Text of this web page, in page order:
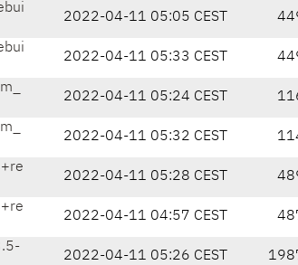
2022-04-11 05:05 CEST
2022-04-11 05:33 CEST
2022-04-11 05:24 CEST
2022-04-11 05:32 CEST
2022-04-11 05:28 CEST
2022-04-11 04:57 CEST
2022-04-11 05:26 CEST